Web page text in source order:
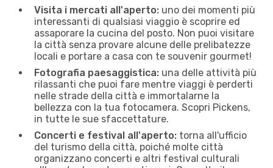
Visita i mercati all'aperto: uno dei momenti più
interessanti di qualsiasi viaggio è scoprire ed
assaporare la cucina del posto. Non puoi visitare
la città senza provare alcune delle prelibatezze
locali e portare a casa con te souvenir gourmet!
Fotografia paesaggistica: una delle attività più
rilassanti che puoi fare mentre viaggi è perderti
nelle strade della città e immortalarne la
bellezza con la tua fotocamera. Scopri Pickens,
in tutte le sue sfaccettature.
Concerti e festival all'aperto: torna all'ufficio
del turismo della città, poiché molte città
organizzano concerti e altri festival culturali